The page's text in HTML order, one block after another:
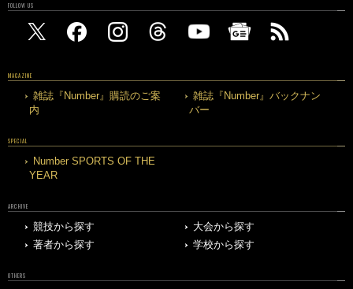
FOLLOW US
MAGAZINE
雑誌『Number』購読のご案
内
雑誌『Number』バックナン
バー
SPECIAL
Number SPORTS OF THE
YEAR
ARCHIVE
競技から探す
大会から探す
著者から探す
学校から探す
OTHERS